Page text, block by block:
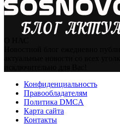
Конфиденциальность
Правообладателям
Политика DMCA
Карта сайта
Контакты